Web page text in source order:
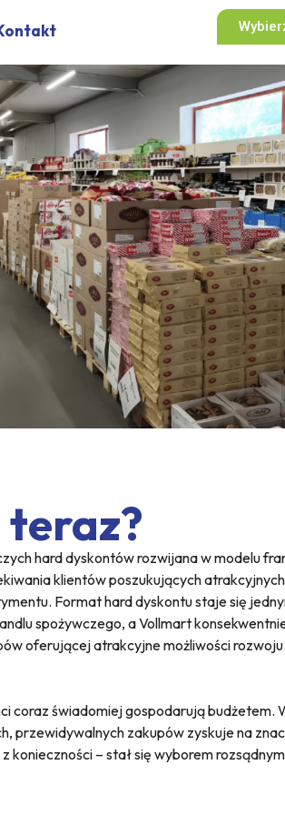
hard dyskontów rozwijana w modelu
klientów poszukujących
Format hard dyskontu staje się
spożywczego, a Vollmart
oferującej atrakcyjne możliwości
coraz świadomiej gospodarują budżetem.
przewidywalnych zakupów zyskuje na
konieczności – stał się wyborem